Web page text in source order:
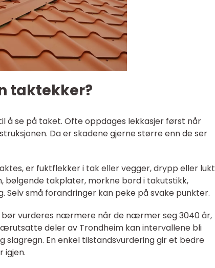
taktekker?
å se på taket. Ofte oppdages lekkasjer først når
Da er skadene gjerne større enn de ser
er fuktflekker i tak eller vegger, drypp eller lukt
bølgende takplater, morkne bord i takutstikk,
Selv små forandringer kan peke på svake punkter.
bør vurderes nærmere når de nærmer seg 3040 år,
deler av Trondheim kan intervallene bli
En enkel tilstandsvurdering gir et bedre
igjen.